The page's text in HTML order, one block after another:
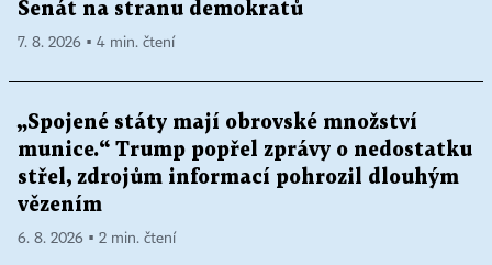
Senát na stranu demokratů
7. 8. 2026 ▪ 4 min. čtení
„Spojené státy mají obrovské množství
munice.“ Trump popřel zprávy o nedostatku
střel, zdrojům informací pohrozil dlouhým
vězením
6. 8. 2026 ▪ 2 min. čtení